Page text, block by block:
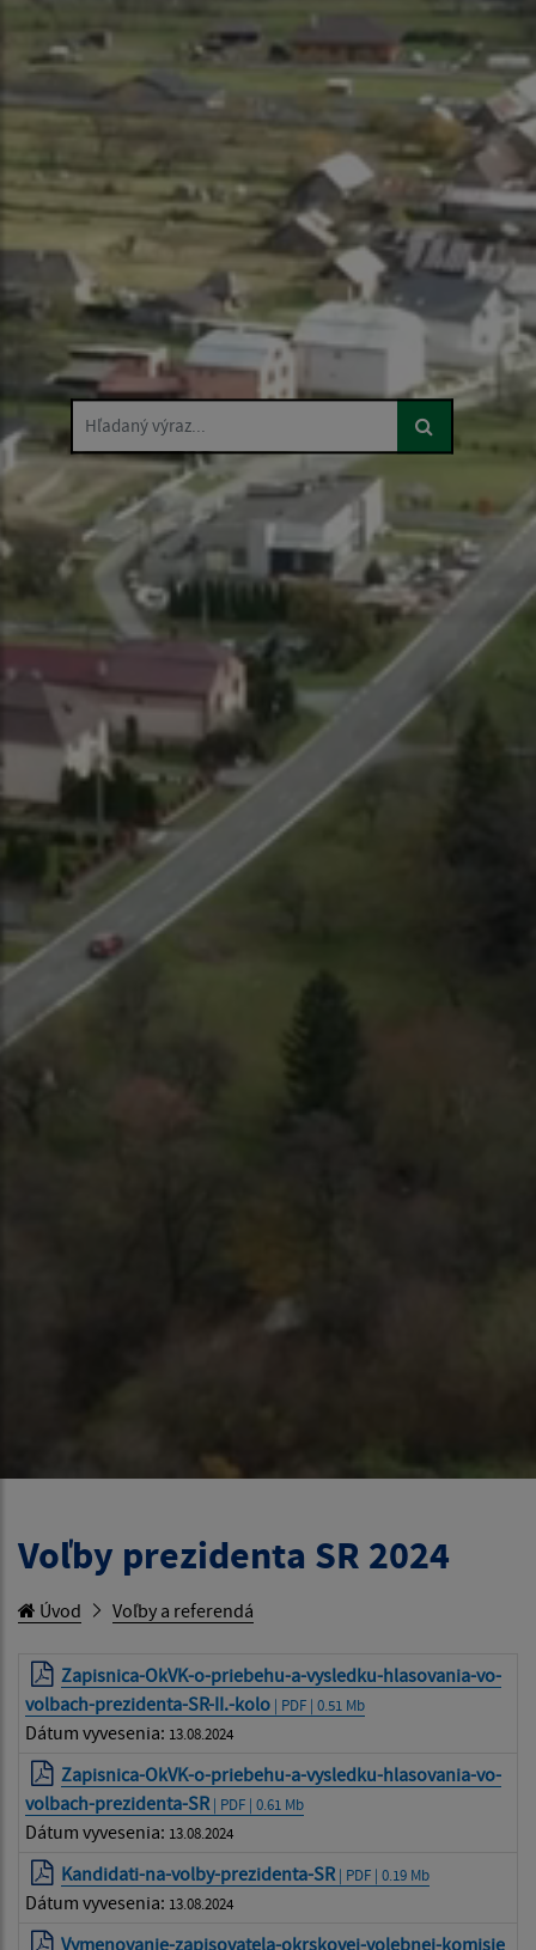
Hľadaný výraz...
Voľby prezidenta SR 2024
Úvod Voľby a referendá
Zapisnica-OkVK-o-priebehu-a-vysledku-hlasovania-vo-
volbach-prezidenta-SR-II.-kolo | PDF | 0.51 Mb
Dátum vyvesenia: 13.08.2024
Zapisnica-OkVK-o-priebehu-a-vysledku-hlasovania-vo-
volbach-prezidenta-SR | PDF | 0.61 Mb
Dátum vyvesenia: 13.08.2024
Kandidati-na-volby-prezidenta-SR | PDF | 0.19 Mb
Dátum vyvesenia: 13.08.2024
Vymenovanie-zapisovatela-okrskovej-volebnej-komisie